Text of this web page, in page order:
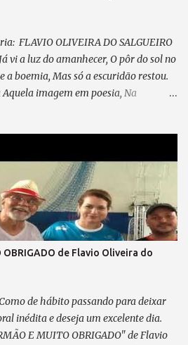
FLAVIO OLIVEIRA DO SALGUEIRO
vi a luz do amanhecer, O pôr do sol no
a boemia, Mas só a escuridão restou.
imagem em poesia, Na
Vê mais do que qualquer olhar. Há
E faz da mente seu despertar. No
Dos CHAKRAS, a luz a lhe guiar.
Muito além do que se pode
na Avenida, Pela minha escola
vida, Plantei, colhi e cumpri
ao “Senhor”, Por cada passo em
do coração... Vê mais do q...
OBRIGADO de Flavio Oliveira do
de hábito passando para deixar
inédita e deseja um excelente dia.
E MUITO OBRIGADO" de Flavio